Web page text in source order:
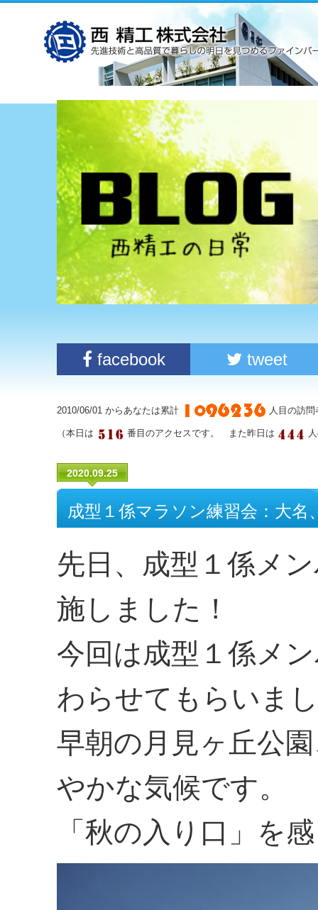
facebook tweet
2010/06/01 からあなたは累計 人目の訪
（本日は 番目のアクセスです。 また昨日は
2020.09.25
成型１係マラソン練習会：大名
先日、成型１係メ
施しました！
今回は成型１係メ
わらせてもらいま
早朝の月見ヶ丘公
やかな気候です。
「秋の入り口」を